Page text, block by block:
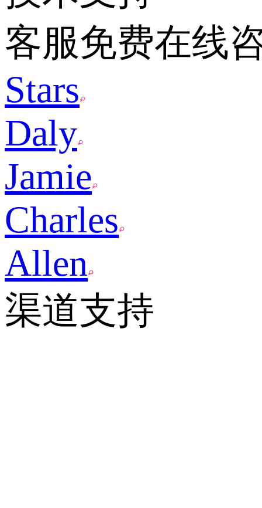
客服免费在线
Stars
Daly
Jamie
Charles
Allen
渠道支持